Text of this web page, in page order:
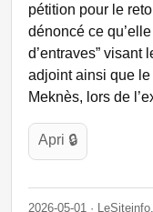
pétition pour le
dénoncé ce
d’entraves” visant
adjoint ainsi que
Meknès, lors de
Apri 🔒
2026-05-01 ·